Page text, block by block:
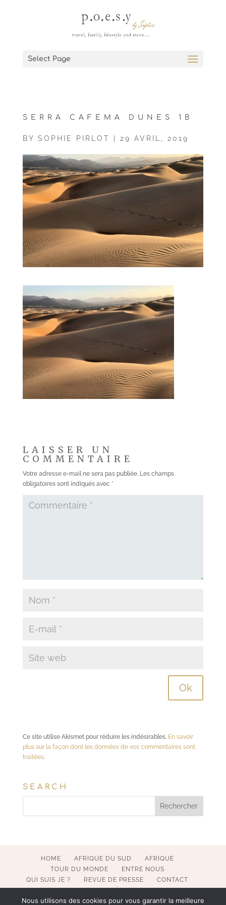
Select Page
SERRA CAFEMA DUNES 1B
BY SOPHIE PIRLOT 29 AVRIL, 2019
LAISSER UN
COMMENTAIRE
Votre adresse e-mail ne sera pas publiée. Les champs
obligatoires sont indiqués avec *
Ce site utilise Akismet pour réduire les indésirables. En savoir
plus sur la façon dont les données de vos commentaires sont
traitées.
SEARCH
HOME AFRIQUE DU SUD
AFRIQUE
TOUR DU MONDE
ENTRE NOUS
QUI SUIS JE ?
REVUE DE PRESSE
CONTACT
Nous utilisons des cookies pour vous garantir la meilleure